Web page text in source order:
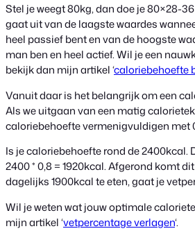
Stel je weegt 80kg, dan doe je 80×28-
gaat uit van de laagste waardes
heel passief bent en van de hoogste
man ben en heel actief. Wil je een
bekijk dan mijn artikel ‘caloriebehoefte
Vanuit daar is het belangrijk om een
Als we uitgaan van een matig
caloriebehoefte vermenigvuldigen met
Is je caloriebehoefte rond de 2400kcal.
2400 * 0,8 = 1920kcal. Afgerond komt
dagelijks 1900kcal te eten, gaat je
Wil je weten wat jouw optimale
mijn artikel ‘vetpercentage verlagen‘.